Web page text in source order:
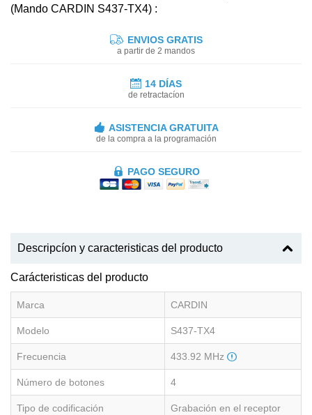
(Mando CARDIN S437-TX4) :
ENVIOS GRATIS
a partir de 2 mandos
14 DÍAS
de retractacíon
ASISTENCIA GRATUITA
de la compra a la programación
PAGO SEGURO
Descripcíon y caracteristicas del producto
Carácteristicas del producto
Marca CARDIN
Modelo S437-TX4
Frecuencia 433.92 MHz
Número de botones 4
Tipo de codificación Grabación en el receptor